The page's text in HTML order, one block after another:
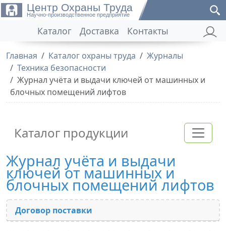
Центр Охраны Труда
Научно-производственное предприятие
Каталог Доставка Контакты
Главная Каталог охраны труда
Журналы
Техника безопасности
Журнал учёта и выдачи ключей от машинных и
блочных помещений лифтов
Каталог продукции
Журнал учёта и выдачи
ключей от машинных и
блочных помещений лифтов
Договор поставки